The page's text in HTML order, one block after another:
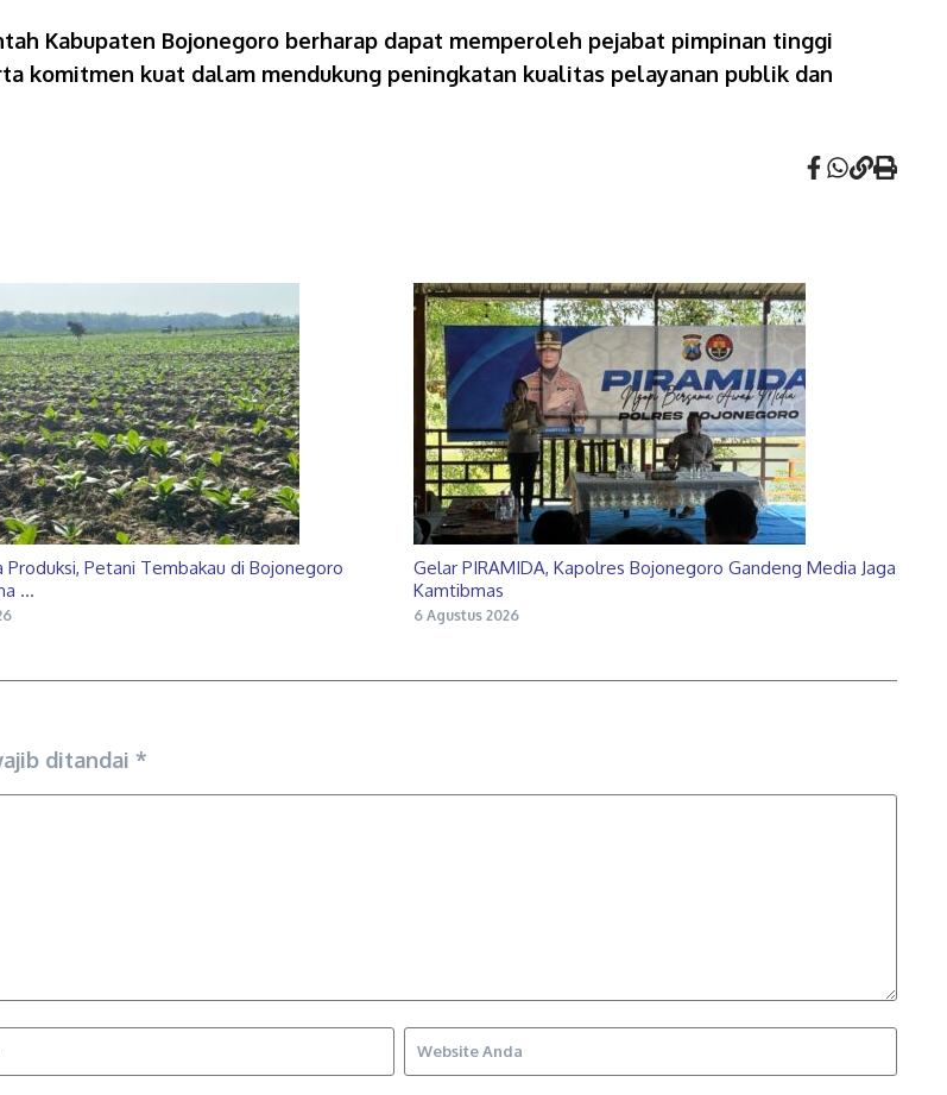
Kabupaten Bojonegoro berharap dapat memperoleh pejabat pimpinan tinggi
komitmen kuat dalam mendukung peningkatan kualitas pelayanan publik dan
Produksi, Petani Tembakau di Bojonegoro
...
Gelar PIRAMIDA, Kapolres Bojonegoro Gandeng Media Jaga
Kamtibmas
6 Agustus 2026
ditandai *